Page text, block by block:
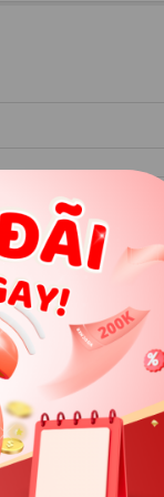
trẻo. Dù trong nhà
hiệu ứng đầy
bạn.
mãn, chỉ cần thay
có thêm 2 giờ
gọn khi không sử